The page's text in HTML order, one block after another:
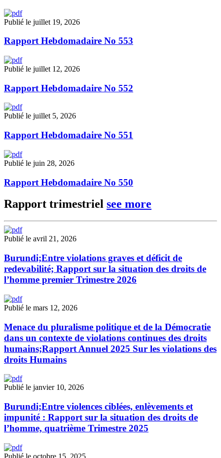
Publié le juillet 19, 2026
Rapport Hebdomadaire No 553
Publié le juillet 12, 2026
Rapport Hebdomadaire No 552
Publié le juillet 5, 2026
Rapport Hebdomadaire No 551
Publié le juin 28, 2026
Rapport Hebdomadaire No 550
Rapport trimestriel see more
Publié le avril 21, 2026
Burundi;Entre violations graves et déficit de
redevabilité; Rapport sur la situation des droits de
l’homme premier Trimestre 2026
Publié le mars 12, 2026
Menace du pluralisme politique et de la Démocratie
dans un contexte de violations continues des droits
humains;Rapport Annuel 2025 Sur les violations des
droits Humains
Publié le janvier 10, 2026
Burundi;Entre violences ciblées, enlèvements et
impunité : Rapport sur la situation des droits de
l’homme, quatrième Trimestre 2025
Publié le octobre 15, 2025